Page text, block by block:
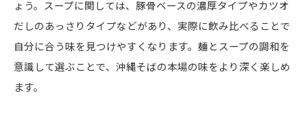
ょう。スープに関しては、豚骨ベースの濃厚タイプやカツオ
だしのあっさりタイプなどがあり、実際に飲み比べることで
自分に合う味を見つけやすくなります。麺とスープの調和を
意識して選ぶことで、沖縄そばの本場の味をより深く楽しめ
ます。